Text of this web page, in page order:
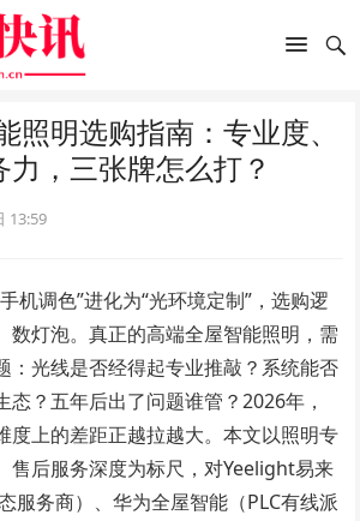
照明选购指南：专业度、
，三张牌怎么打？
13:59
机调色”进化为“光环境定制”，选购逻
数灯泡。真正的高端全屋智能照明，需
：光线是否经得起专业推敲？系统能否
态？五年后出了问题谁管？2026年，
度上的差距正越拉越大。本文以照明专
售后服务深度为标尺，对Yeelight易来
态服务商）、华为全屋智能（PLC有线派